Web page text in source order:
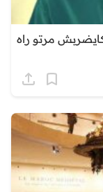
مرتو راه